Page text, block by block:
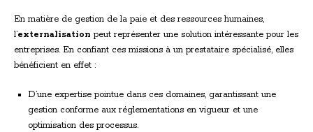
En matière de gestion de la paie et des ressources humaines,
l’externalisation peut représenter une solution intéressante pour les
entreprises. En confiant ces missions à un prestataire spécialisé, elles
bénéficient en effet :
D’une expertise pointue dans ces domaines, garantissant une
gestion conforme aux réglementations en vigueur et une
optimisation des processus.